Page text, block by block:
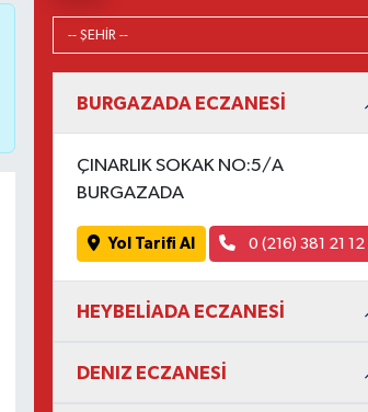
BURGAZADA ECZANESİ
ÇINARLIK SOKAK NO:5/A
BURGAZADA
Yol Tarifi Al 0 (216) 381 21 12
HEYBELİADA ECZANESİ
DENIZ ECZANESİ